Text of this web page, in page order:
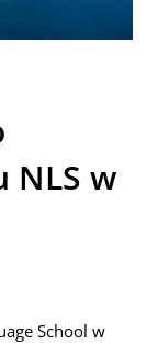
NLS w
School w